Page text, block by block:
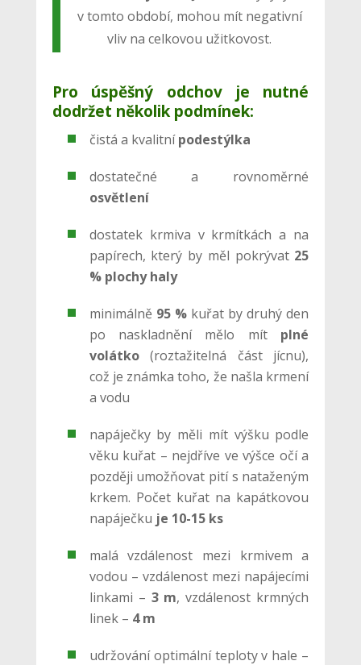
v tomto období, mohou mít negativní
vliv na celkovou užitkovost.
Pro úspěšný odchov je nutné
dodržet několik podmínek:
čistá a kvalitnípodestýlka
dostatečné a rovnoměrné
osvětlení
dostatek krmiva v krmítkách a na
papírech, který by měl pokrývat 25
% plochy haly
minimálně 95 %kuřat by druhý den
po naskladnění mělo mít plné
volátko(roztažitelná část jícnu),
což je známka toho, že našla krmení
a vodu
napáječky by měli mít výšku podle
věku kuřat – nejdříve ve výšce očí a
později umožňovat pití s nataženým
krkem. Počet kuřat na kapátkovou
napáječku je 10-15 ks
malá vzdálenost mezi krmivem a
vodou – vzdálenost mezi napájecími
linkami – 3 m, vzdálenost krmných
linek – 4 m
udržování optimální teploty v hale –